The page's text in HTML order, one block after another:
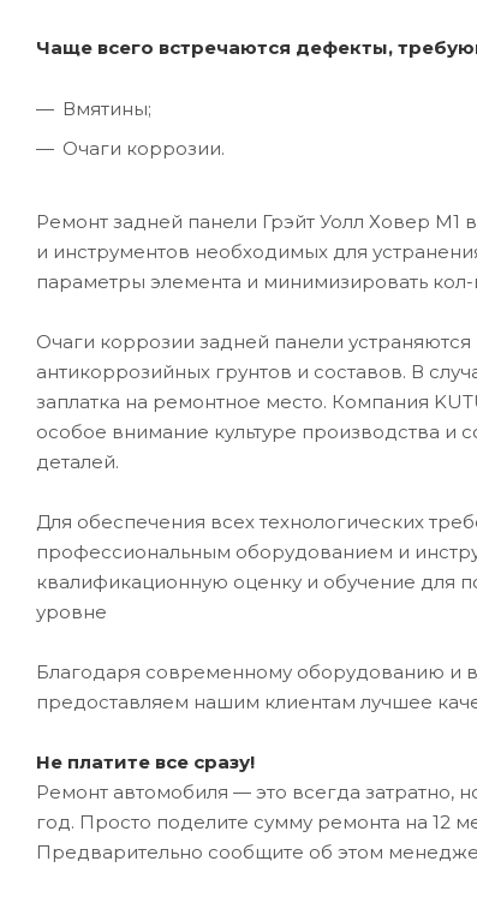
Чаще всего встречаются дефекты,
Вмятины;
Очаги коррозии.
Ремонт задней панели Грэйт Уолл Ховер
и инструментов необходимых для
параметры элемента и минимизировать
Очаги коррозии задней панели
антикоррозийных грунтов и составов. В
заплатка на ремонтное место. Компания
особое внимание культуре производства и
деталей.
Для обеспечения всех технологических
профессиональным оборудованием и
квалификационную оценку и обучение для
уровне
Благодаря современному оборудованию и
предоставляем нашим клиентам лучшее
Не платите все сразу!
Ремонт автомобиля — это всегда затратно,
год. Просто поделите сумму ремонта на 12
Предварительно сообщите об этом